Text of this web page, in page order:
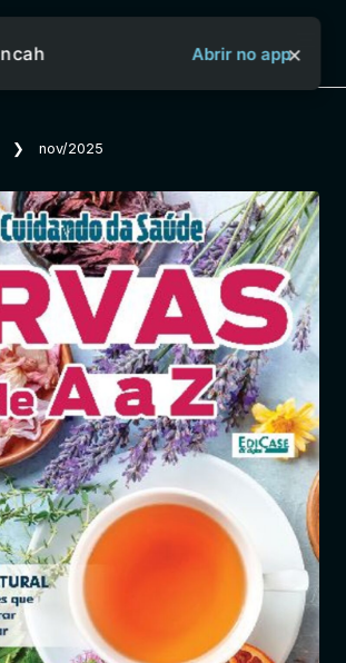
Sobre o Aya Bancah
Início
Revistas
Jornais
Notícias
Abrir no app×
❯ nov/2025